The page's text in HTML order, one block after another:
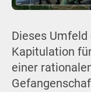
Dieses
Kapitulation
einer